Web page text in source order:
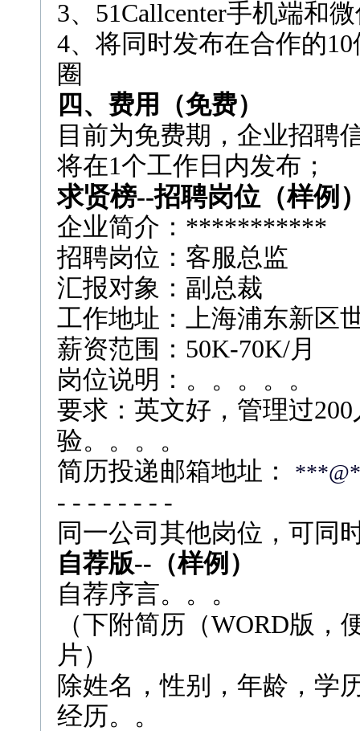
3、51Callcenter手机端和
4、将同时发布在合作的
圈
四、费用（免费）
目前为免费期，企业招聘
将在1个工作日内发布；
求贤榜--招聘岗位（样例
企业简介：***********
招聘岗位：客服总监
汇报对象：副总裁
工作地址：上海浦东新区
薪资范围：50K-70K/月
岗位说明：。。。。。
要求：英文好，管理过
验。。。。
简历投递邮箱地址：
- - - - - - - -
同一公司其他岗位，可同
自荐版-- （样例）
自荐序言。。。
（下附简历（WORD版
片）
除姓名，性别，年龄，学
经历。。